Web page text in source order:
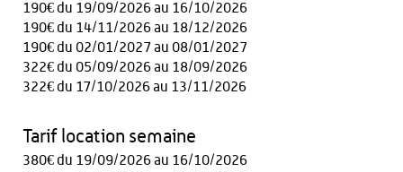
190€ du 19/09/2026 au 16/10/2026
190€ du 14/11/2026 au 18/12/2026
190€ du 02/01/2027 au 08/01/2027
322€ du 05/09/2026 au 18/09/2026
322€ du 17/10/2026 au 13/11/2026
Tarif location semaine
380€ du 19/09/2026 au 16/10/2026